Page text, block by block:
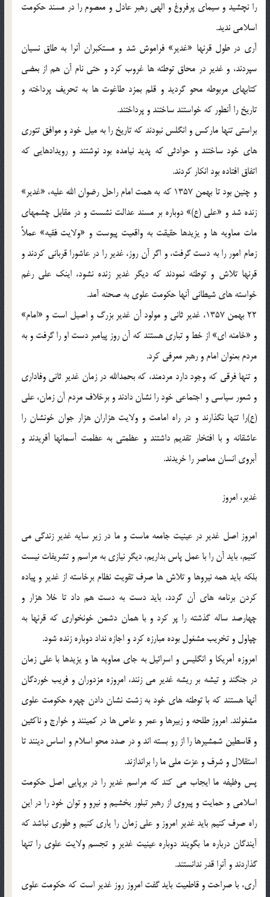
را نچشيد و سيماي پرفروغ و الهي رهبر عادل و معصوم را در مسند حكومت
اسلامي نديد.
آري در طول قرنها «غدير» فراموش شد و مستكبران آنرا به طاق نسيان
سپردند، و غدير در محاق توطئه ها غروب كرد و حتي نام آن هم از بعضي
كتابهاي مربوطه محو گرديد و قلم بمزد طاغوت ها به تحريف پرداخته و
تاريخ را آنطور كه خواستند ساختند و پرداختند.
براستي تنها ماركس و انگلس نبودند كه تاريخ را به ميل خود و موافق تئوري
هاي خود ساختند و حوادثي كه پديد نيامده بود نوشتند و رويدادهايي كه
اتفاق افتاده بود انكار كردند.
و چنين بود تا بهمن 1357 كه به همت امام راحل رضوان الله عليه، «غدير»
زنده شد و «علي (ع)» دوباره بر مسند عدالت نشست و در مقابل چشمهاي
مات معاويه ها و يزيدها حقيقت به واقعيت پيوست و «ولايت فقيه» عملاً
زمام امور را به دست گرفت، و اگر آن روز، غدير را در عاشورا قرباني كردند و
قرنها تلاش و توطئه نمودند كه ديگر غدير زنده نشود، اينك علي رغم
خواسته هاي شيطاني آنها حكومت علوي به صحنه آمد.
22 بهمن 1357، غدير ثاني و مولود آن غدير بزرگ و اصيل است و «امام»
و «خامنه اي» از خط و تباري هستند كه آن روز پيامبر دست او را گرفت و به
مردم بعنوان امام و رهبر معرفي كرد.
و تنها فرقي كه وجود دارد مردمند، كه بحمدالله در زمان غدير ثاني وفاداري
و شعور سياسي و اجتماعي خود را نشان دادند و برخلاف مردم آن زمان، علي
(ع)را تنها نگذارند و در راه امامت و ولايت هزاران هزار جوان خونشان را
عاشقانه و با افتخار تقديم داشتند و عظمتي به عظمت آسمانها آفريدند و
آبروي انسان معاصر را خريدند.
غدير، امروز
امروز اصل غدير در عينيت جامعه ماست و ما در زير سايه غدير زندگي مي
كنيم، بايد آن را با عمل پاس بداريم، ديگر نيازي به مراسم و تشريفات نيست
بلكه بايد همه نيروها و تلاش ها صرف تقويت نظام برخاسته از غدير و پياده
كردن برنامه هاي آن گردد، بايد دست به دست هم داد تا خلا هزار و
چهارصد ساله گذشته را پر كرد و با همان دشمن خونخواري كه قرنها به
چپاول و تخريب مشغول بوده مبارزه كرد و اجازه نداد دوباره زنده شود.
امروزه آمريكا و انگليس و اسرائيل به جاي معاويه ها و يزيدها با علي زمان
در جنگند و تيشه بر ريشه غدير مي زنند، امروزه مزدوران و فريب خوردگان
آنها هستند كه با توطئه هاي خود به زشت نشان دادن چهره حكومت علوي
مشغولند. امروز طلحه و زبيرها و عمر و عاص ها در كمينند و خوارج و ناكثين
و قاسطين شمشيرها را از رو بسته اند و در صدد محو اسلام و اساس دينند تا
استقلال و شرف و عزت ملي ما را براندازند.
پس وظيفه ما ايجاب مي كند كه مراسم غدير را در برپايي اصل حكومت
اسلامي و حمايت و پيروي از رهبر تبلور بخشيم و نيرو و توان خود را در اين
راه صرف كنيم بايد غدير امروز و علي زمان را ياري كنيم و طوري نباشد كه
آيندگان درباره ما بگويند دوباره عينيت غدير و تجسم ولايت علوي را تنها
گذاردند و آنرا قدر ندانستند.
آري، با صراحت و قاطعيت بايد گفت امروز روز غدير است كه حكومت علوي